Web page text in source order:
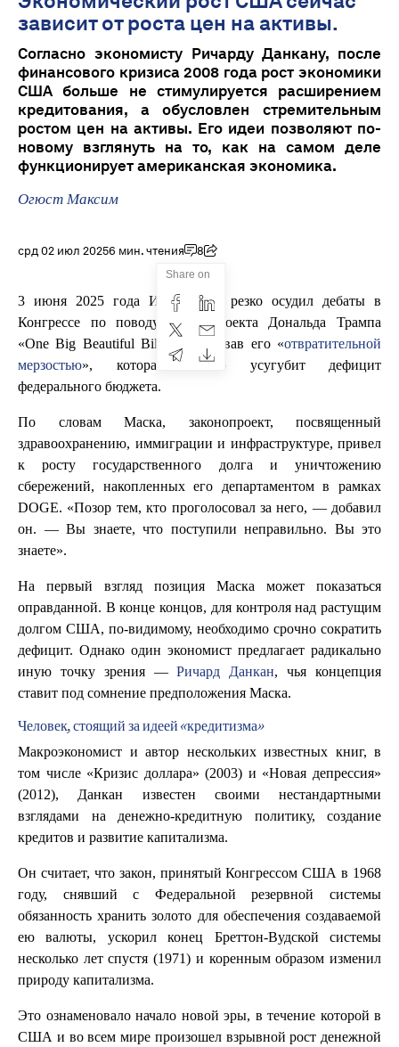
зависит от роста цен на активы.
Согласно экономисту Ричарду Данкану, после
финансового кризиса 2008 года рост экономики
США больше не стимулируется расширением
кредитования, а обусловлен стремительным
ростом цен на активы. Его идеи позволяют по-
новому взглянуть на то, как на самом деле
функционирует американская экономика.
Огюст Максим
срд 02 июл 20256 мин. чтения 8
Share on
3 июня 2025 года Илон Маск резко осудил дебаты в
Конгрессе по поводу законопроекта Дональда Трампа
«One Big Beautiful Bill Act», назвав его «отвратительной
мерзостью», которая только усугубит дефицит
федерального бюджета.
По словам Маска, законопроект, посвященный
здравоохранению, иммиграции и инфраструктуре, привел
к росту государственного долга и уничтожению
сбережений, накопленных его департаментом в рамках
DOGE. «Позор тем, кто проголосовал за него, — добавил
он. — Вы знаете, что поступили неправильно. Вы это
знаете».
На первый взгляд позиция Маска может показаться
оправданной. В конце концов, для контроля над растущим
долгом США, по-видимому, необходимо срочно сократить
дефицит. Однако один экономист предлагает радикально
иную точку зрения —Ричард Данкан, чья концепция
ставит под сомнение предположения Маска.
Человек, стоящий за идеей «кредитизма»
Макроэкономист и автор нескольких известных книг, в
том числе «Кризис доллара» (2003) и «Новая депрессия»
(2012), Данкан известен своими нестандартными
взглядами на денежно-кредитную политику, создание
кредитов и развитие капитализма.
Он считает, что закон, принятый Конгрессом США в 1968
году, снявший с Федеральной резервной системы
обязанность хранить золото для обеспечения создаваемой
ею валюты, ускорил конец Бреттон-Вудской системы
несколько лет спустя (1971) и коренным образом изменил
природу капитализма.
Это ознаменовало начало новой эры, в течение которой в
США и во всем мире произошел взрывной рост денежной